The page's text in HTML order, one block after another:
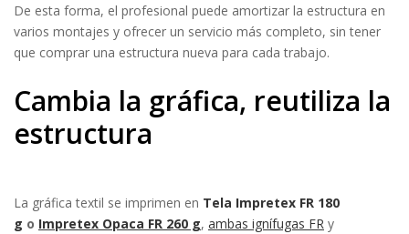
De esta forma, el profesional puede amortizar la estructura en
varios montajes y ofrecer un servicio más completo, sin tener
que comprar una estructura nueva para cada trabajo.
Cambia la gráfica, reutiliza la
estructura
La gráfica textil se imprimen en Tela Impretex FR 180
g o Impretex Opaca FR 260 g, ambas ignífugas FR y